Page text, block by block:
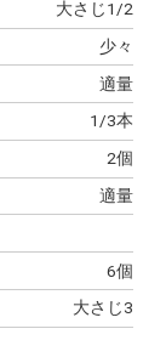
大さじ1/2
少々
適量
1/3本
2個
適量
6個
大さじ3